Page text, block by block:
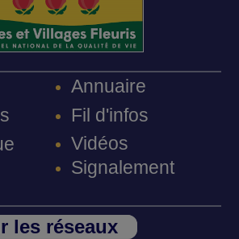
Annuaire
Fil d'infos
Vidéos
Signalement
les réseaux